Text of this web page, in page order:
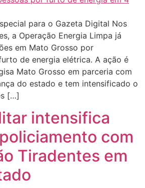
para o Gazeta Digital Nos
a Operação Energia Limpa já
em Mato Grosso por
de energia elétrica. A ação é
Mato Grosso em parceria com
do estado e tem intensificado o
[…]
intensifica
com
Tiradentes em